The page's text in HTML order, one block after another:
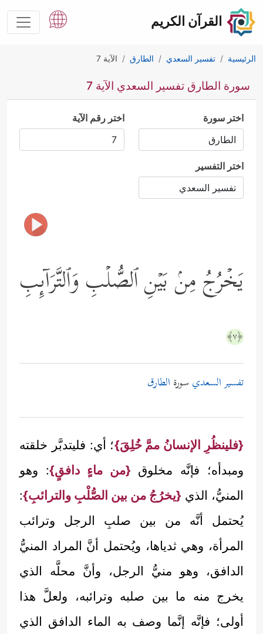
القرآن الكريم
الرئيسية تفسير السعدي الطارق الآية 7
سورة الطارق تفسير السعدي الآية 7
اختر سورة اختر رقم الآية
اختر التفسير
یَخۡرُجُ مِنۢ بَیۡنِ ٱلصُّلۡبِ وَٱلتَّرَاۤىِٕبِ
﴿٧﴾
تفسير السعدي سورة الطارق
{فلينظُرِ الإنسانُ ممَّ خُلِقَ}؛ أي: فليتدبَّر خلقته
ومبدأه؛ فإنَّه مخلوق {من ماءٍ دافقٍ}: وهو
المنيُّ، الذي {يخرُجُ من بين الصُّلْبِ والترائبِ}:
يُحتمل أنَّه من بين صلبِ الرجل وترائب
المرأة، وهي ثدياها، ويُحتمل أنَّ المراد المنيُّ
الدافق، وهو منيُّ الرجل، وأنَّ محلَّه الذي
يخرج منه ما بين صلبه وترائبه، ولعلَّ هذا
أولى؛ فإنَّه إنَّما وصف به الماء الدافق الذي